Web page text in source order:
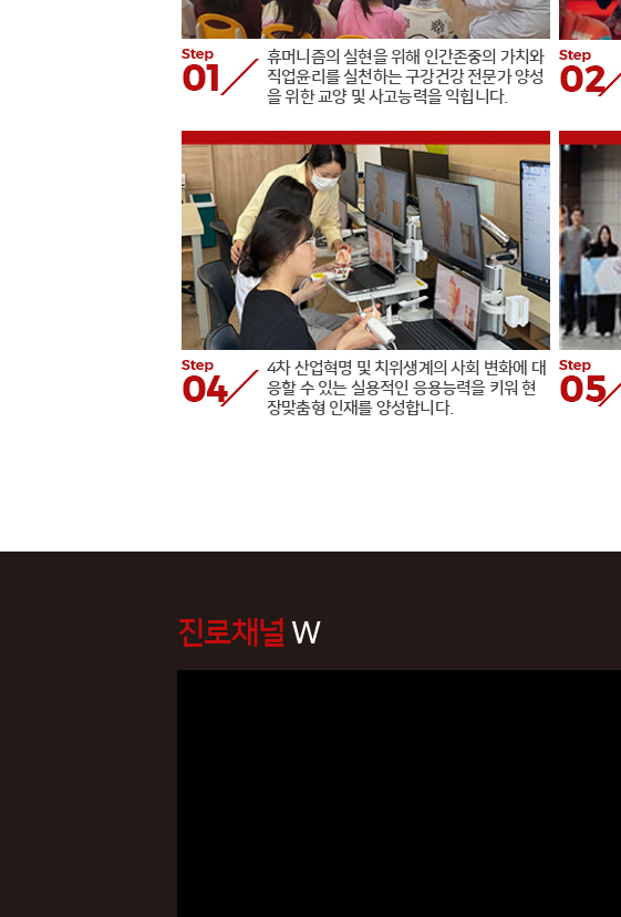
휴머니즘의 실현을 위해 인간존중의 가치와
직업윤리를 실천하는 구강건강 전문가 양성
을 위한 교양 및 사고능력을 익힙니다.
4차 산업혁명 및 치위생계의 사회 변화에 대
응할 수 있는 실용적인 응용능력을 키워 현
장맞춤형 인재를 양성합니다.
진로채널 W